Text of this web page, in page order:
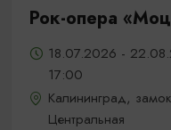
Рок-опера
18.07.2026 -
17:00
Калининград,
Центральная